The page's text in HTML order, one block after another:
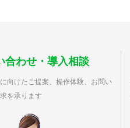
合わせ・導入相談
向けたご提案、操作体験、お問い
を承ります